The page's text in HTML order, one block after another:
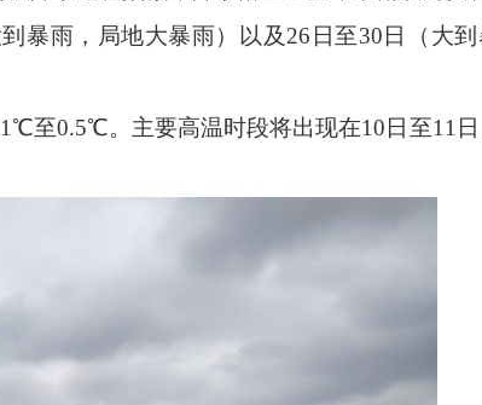
暴雨，局地大暴雨）以及26日至30日（大
0.5℃。主要高温时段将出现在10日至11日